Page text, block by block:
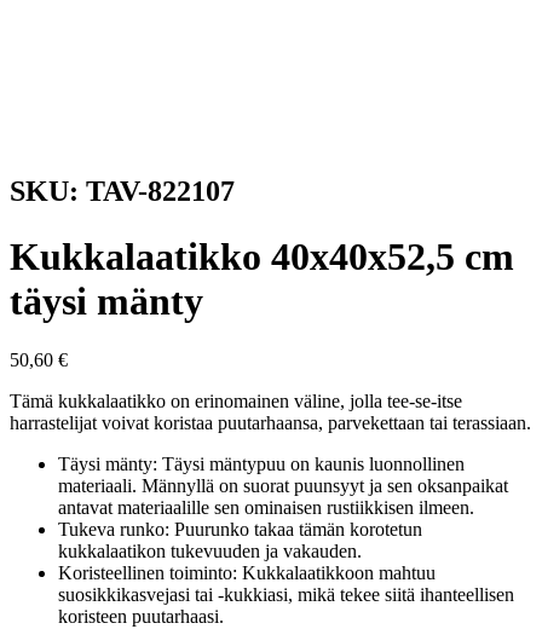
SKU: TAV-822107
Kukkalaatikko 40x40x52,5 cm
täysi mänty
50,60 €
Tämä kukkalaatikko on erinomainen väline, jolla tee-se-itse
harrastelijat voivat koristaa puutarhaansa, parvekettaan tai terassiaan.
Täysi mänty: Täysi mäntypuu on kaunis luonnollinen
materiaali. Männyllä on suorat puunsyyt ja sen oksanpaikat
antavat materiaalille sen ominaisen rustiikkisen ilmeen.
Tukeva runko: Puurunko takaa tämän korotetun
kukkalaatikon tukevuuden ja vakauden.
Koristeellinen toiminto: Kukkalaatikkoon mahtuu
suosikkikasvejasi tai -kukkiasi, mikä tekee siitä ihanteellisen
koristeen puutarhaasi.